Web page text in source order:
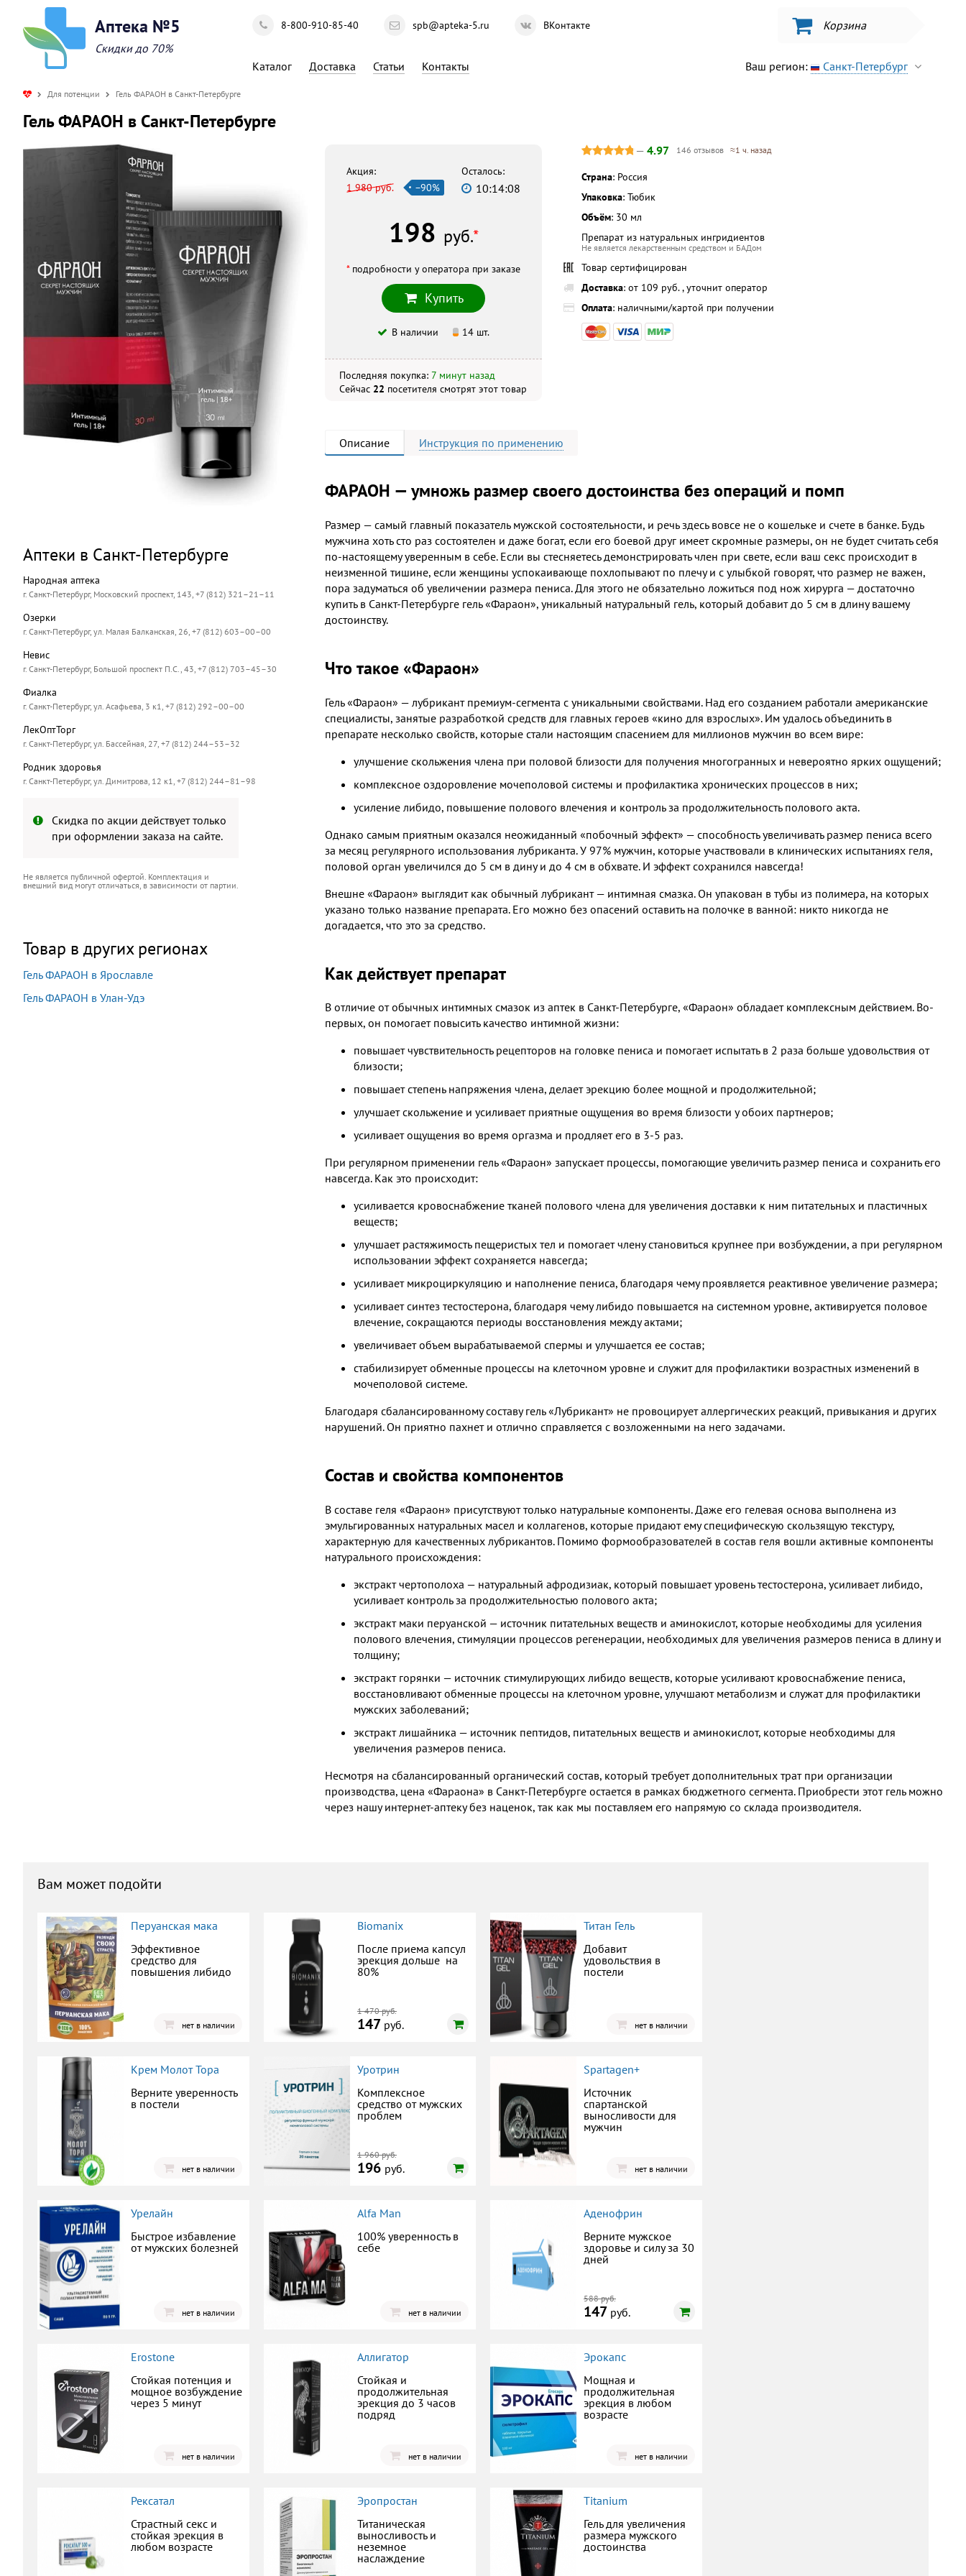
Аптека №5
Скидки до 70%
8-800-910-85-40 spb@apteka-5.ru ВКонтакте Корзина
Каталог Доставка Статьи Контакты Ваш регион: Санкт-Петербург
Для потенции Гель ФАРАОН в Санкт-Петербурге
Гель ФАРАОН в Санкт-Петербурге
Аптеки в Санкт-Петербурге
Народная аптека
г. Санкт-Петербург, Московский проспект, 143, +7 (812) 321–21–11
Озерки
г. Санкт-Петербург, ул. Малая Балканская, 26, +7 (812) 603–00–00
Невис
г. Санкт-Петербург, Большой проспект П.С., 43, +7 (812) 703–45–30
Фиалка
г. Санкт-Петербург, ул. Асафьева, 3 к1, +7 (812) 292–00–00
ЛекОптТорг
г. Санкт-Петербург, ул. Бассейная, 27, +7 (812) 244–53–32
Родник здоровья
г. Санкт-Петербург, ул. Димитрова, 12 к1, +7 (812) 244–81–98
Скидка по акции действует только
при оформлении заказа на сайте.
Не является публичной офертой. Комплектация и
внешний вид могут отличаться, в зависимости от партии.
Товар в других регионах
Гель ФАРАОН в Ярославле
Гель ФАРАОН в Улан-Удэ
Акция:
1 980 руб.
−90%
Осталось:
10:14:07
198 руб.*
*подробности у оператора при заказе
Купить
В наличии 14 шт.
Последняя покупка: 7 минут назад
Сейчас 22 посетителя смотрят этот товар
— 4.97 146 отзывов ≈1 ч. назад
Страна: Россия
Упаковка: Тюбик
Объём: 30 мл
Препарат из натуральных ингридиентов
Не является лекарственным средством и БАДом
Товар сертифицирован
Доставка: от 109 руб. , уточнит оператор
Оплата: наличными/картой при получении
Описание Инструкция по применению
ФАРАОН — умножь размер своего достоинства без операций и помп
Размер — самый главный показатель мужской состоятельности, и речь здесь вовсе не о кошельке и счете в банке. Будь
мужчина хоть сто раз состоятелен и даже богат, если его боевой друг имеет скромные размеры, он не будет считать себя
по-настоящему уверенным в себе. Если вы стесняетесь демонстрировать член при свете, если ваш секс происходит в
неизменной тишине, если женщины успокаивающе похлопывают по плечу и с улыбкой говорят, что размер не важен,
пора задуматься об увеличении размера пениса. Для этого не обязательно ложиться под нож хирурга — достаточно
купить в Санкт-Петербурге гель «Фараон», уникальный натуральный гель, который добавит до 5 см в длину вашему
достоинству.
Что такое «Фараон»
Гель «Фараон» — лубрикант премиум-сегмента с уникальными свойствами. Над его созданием работали американские
специалисты, занятые разработкой средств для главных героев «кино для взрослых». Им удалось объединить в
препарате несколько свойств, которые стали настоящим спасением для миллионов мужчин во всем вире:
улучшение скольжения члена при половой близости для получения многогранных и невероятно ярких ощущений;
комплексное оздоровление мочеполовой системы и профилактика хронических процессов в них;
усиление либидо, повышение полового влечения и контроль за продолжительность полового акта.
Однако самым приятным оказался неожиданный «побочный эффект» — способность увеличивать размер пениса всего
за месяц регулярного использования лубриканта. У 97% мужчин, которые участвовали в клинических испытаниях геля,
половой орган увеличился до 5 см в дину и до 4 см в обхвате. И эффект сохранился навсегда!
Внешне «Фараон» выглядит как обычный лубрикант — интимная смазка. Он упакован в тубы из полимера, на которых
указано только название препарата. Его можно без опасений оставить на полочке в ванной: никто никогда не
догадается, что это за средство.
Как действует препарат
В отличие от обычных интимных смазок из аптек в Санкт-Петербурге, «Фараон» обладает комплексным действием. Во-
первых, он помогает повысить качество интимной жизни:
повышает чувствительность рецепторов на головке пениса и помогает испытать в 2 раза больше удовольствия от
близости;
повышает степень напряжения члена, делает эрекцию более мощной и продолжительной;
улучшает скольжение и усиливает приятные ощущения во время близости у обоих партнеров;
усиливает ощущения во время оргазма и продляет его в 3-5 раз.
При регулярном применении гель «Фараон» запускает процессы, помогающие увеличить размер пениса и сохранить его
навсегда. Как это происходит:
усиливается кровоснабжение тканей полового члена для увеличения доставки к ним питательных и пластичных
веществ;
улучшает растяжимость пещеристых тел и помогает члену становиться крупнее при возбуждении, а при регулярном
использовании эффект сохраняется навсегда;
усиливает микроциркуляцию и наполнение пениса, благодаря чему проявляется реактивное увеличение размера;
усиливает синтез тестостерона, благодаря чему либидо повышается на системном уровне, активируется половое
влечение, сокращаются периоды восстановления между актами;
увеличивает объем вырабатываемой спермы и улучшается ее состав;
стабилизирует обменные процессы на клеточном уровне и служит для профилактики возрастных изменений в
мочеполовой системе.
Благодаря сбалансированному составу гель «Лубрикант» не провоцирует аллергических реакций, привыкания и других
нарушений. Он приятно пахнет и отлично справляется с возложенными на него задачами.
Состав и свойства компонентов
В составе геля «Фараон» присутствуют только натуральные компоненты. Даже его гелевая основа выполнена из
эмульгированных натуральных масел и коллагенов, которые придают ему специфическую скользящую текстуру,
характерную для качественных лубрикантов. Помимо формообразователей в состав геля вошли активные компоненты
натурального происхождения:
экстракт чертополоха — натуральный афродизиак, который повышает уровень тестостерона, усиливает либидо,
усиливает контроль за продолжительностью полового акта;
экстракт маки перуанской — источник питательных веществ и аминокислот, которые необходимы для усиления
полового влечения, стимуляции процессов регенерации, необходимых для увеличения размеров пениса в длину и
толщину;
экстракт горянки — источник стимулирующих либидо веществ, которые усиливают кровоснабжение пениса,
восстановливают обменные процессы на клеточном уровне, улучшают метаболизм и служат для профилактики
мужских заболеваний;
экстракт лишайника — источник пептидов, питательных веществ и аминокислот, которые необходимы для
увеличения размеров пениса.
Несмотря на сбалансированный органический состав, который требует дополнительных трат при организации
производства, цена «Фараона» в Санкт-Петербурге остается в рамках бюджетного сегмента. Приобрести этот гель можно
через нашу интернет-аптеку без наценок, так как мы поставляем его напрямую со склада производителя.
Вам может подойти
Перуанская мака
Эффективное
средство для
повышения либидо
нет в наличии
Biomanix
После приема капсул
эрекция дольше на
80%
1 470 руб.
147 руб.
Титан Гель
Добавит
удовольствия в
постели
нет в наличии
Крем Молот Тора
Верните уверенность
в постели
нет в наличии
Уротрин
Комплексное
средство от мужских
проблем
1 960 руб.
196 руб.
Spartagen+
Источник
спартанской
выносливости для
мужчин
нет в наличии
Урелайн
Быстрое избавление
от мужских болезней
нет в наличии
Alfa Man
100% уверенность в
себе
нет в наличии
Аденофрин
Верните мужское
здоровье и силу за 30
дней
588 руб.
147 руб.
Erostone
Стойкая потенция и
мощное возбуждение
через 5 минут
нет в наличии
Аллигатор
Стойкая и
продолжительная
эрекция до 3 часов
подряд
нет в наличии
Эрокапс
Мощная и
продолжительная
эрекция в любом
возрасте
нет в наличии
Рексатал
Страстный секс и
стойкая эрекция в
любом возрасте
Эропростан
Титаническая
выносливость и
неземное
наслаждение
Titanium
Гель для увеличения
размера мужского
достоинства